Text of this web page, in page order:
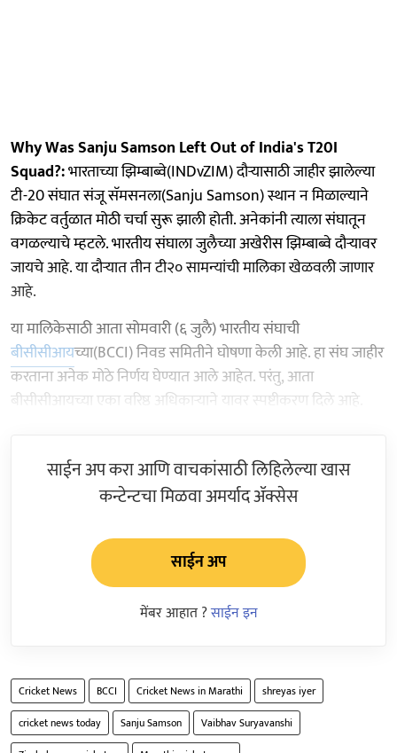
Why Was Sanju Samson Left Out of India's T20I
Squad?:भारताच्या झिम्बाब्वे(INDvZIM) दौऱ्यासाठी जाहीर झालेल्या
टी-20 संघात संजू सॅमसनला(Sanju Samson) स्थान न मिळाल्याने
क्रिकेट वर्तुळात मोठी चर्चा सुरू झाली होती. अनेकांनी त्याला संघातून
वगळल्याचे म्हटले. भारतीय संघाला जुलैच्या अखेरीस झिम्बाब्वे दौऱ्यावर
जायचे आहे. या दौऱ्यात तीन टी२० सामन्यांची मालिका खेळवली जाणार
आहे.
या मालिकेसाठी आता सोमवारी (६ जुलै) भारतीय संघाची
बीसीसीआयच्या(BCCI) निवड समितीने घोषणा केली आहे. हा संघ जाहीर
करताना अनेक मोठे निर्णय घेण्यात आले आहेत. परंतु, आता
बीसीसीआयच्या एका वरिष्ठ अधिकाऱ्याने यावर स्पष्टीकरण दिले आहे.
साईन अप करा आणि वाचकांसाठी लिहिलेल्या खास
कन्टेन्टचा मिळवा अमर्याद ॲक्सेस
साईन अप
मेंबर आहात ?साईन इन
Cricket News BCCI Cricket News in Marathi
shreyas iyer
cricket news today
Sanju Samson
Vaibhav Suryavanshi